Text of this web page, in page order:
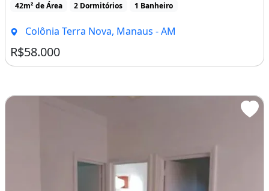
42m² de Área 2 Dormitórios 1 Banheiro
Colônia Terra Nova, Manaus - AM
R$58.000